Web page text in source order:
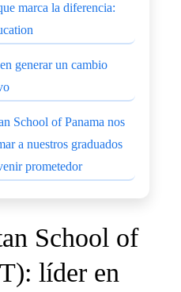
marca la diferencia:
generar un cambio
School of Panama nos
a nuestros graduados
prometedor
School of
líder en